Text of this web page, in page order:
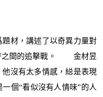
題材，講述了以奇異力量對
之間的追擊戰。 金材昱
沒有太多情感，縂是表現
個“看似沒有人情味”的人